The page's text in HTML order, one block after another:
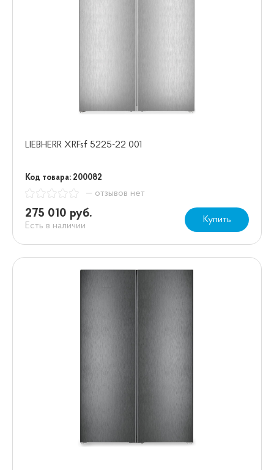
LIEBHERR XRFsf 5225-22 001
Код товара: 200082
— отзывов нет
275 010 руб.
Есть в наличии
Купить